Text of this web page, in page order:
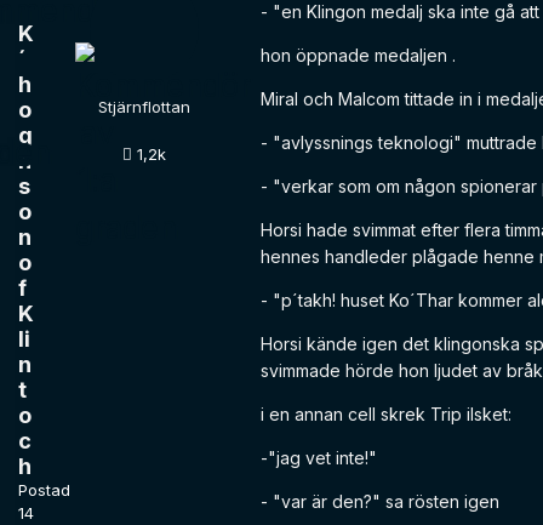
K
´
h
o
g
h
s
o
n
o
f
K
li
n
t
o
c
h
Postad
14
Stjärnflottan
1,2k
- "en Klingon medalj ska inte gå
hon öppnade medaljen .
Miral och Malcom tittade in i
- "avlyssnings teknologi" muttrade
- "verkar som om någon spionerar
Horsi hade svimmat efter flera
hennes handleder plågade henne
- "p´takh! huset Ko´Thar kommer
Horsi kände igen det klingonska
svimmade hörde hon ljudet av
i en annan cell skrek Trip ilsket:
-"jag vet inte!"
- "var är den?" sa rösten igen